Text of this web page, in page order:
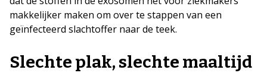
makkelijker maken om over te stappen van een
geïnfecteerd slachtoffer naar de teek.
Slechte plak, slechte maaltijd